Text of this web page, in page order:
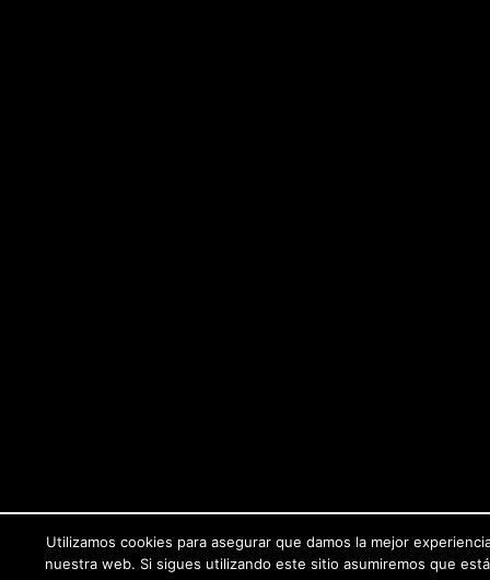
Utilizamos cookies para asegurar que damos la mejor
nuestra web. Si sigues utilizando este sitio asumiremos que